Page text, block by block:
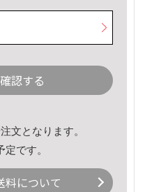
認する
文となります。
です。
料について